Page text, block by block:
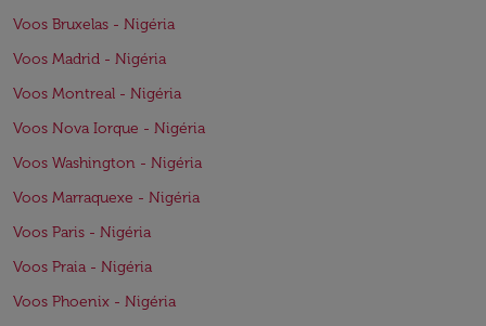
Voos Bruxelas - Nigéria
Voos Madrid - Nigéria
Voos Montreal - Nigéria
Voos Nova Iorque - Nigéria
Voos Washington - Nigéria
Voos Marraquexe - Nigéria
Voos Paris - Nigéria
Voos Praia - Nigéria
Voos Phoenix - Nigéria